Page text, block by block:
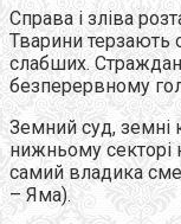
Справа і зліва
Тварини терзають
слабших.
безперервному
Земний суд, земні
нижньому секторі
самий владика
– Яма).